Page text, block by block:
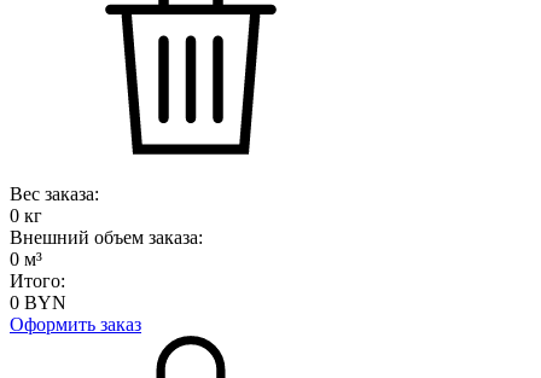
Вес заказа:
0 кг
Внешний объем заказа:
0 м³
Итого:
0 BYN
Оформить заказ